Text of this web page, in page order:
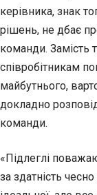
керівника, знак
рішень, не дбає
команди. Замість
співробітникам
майбутнього,
докладно
команди.
«Підлеглі
за здатність